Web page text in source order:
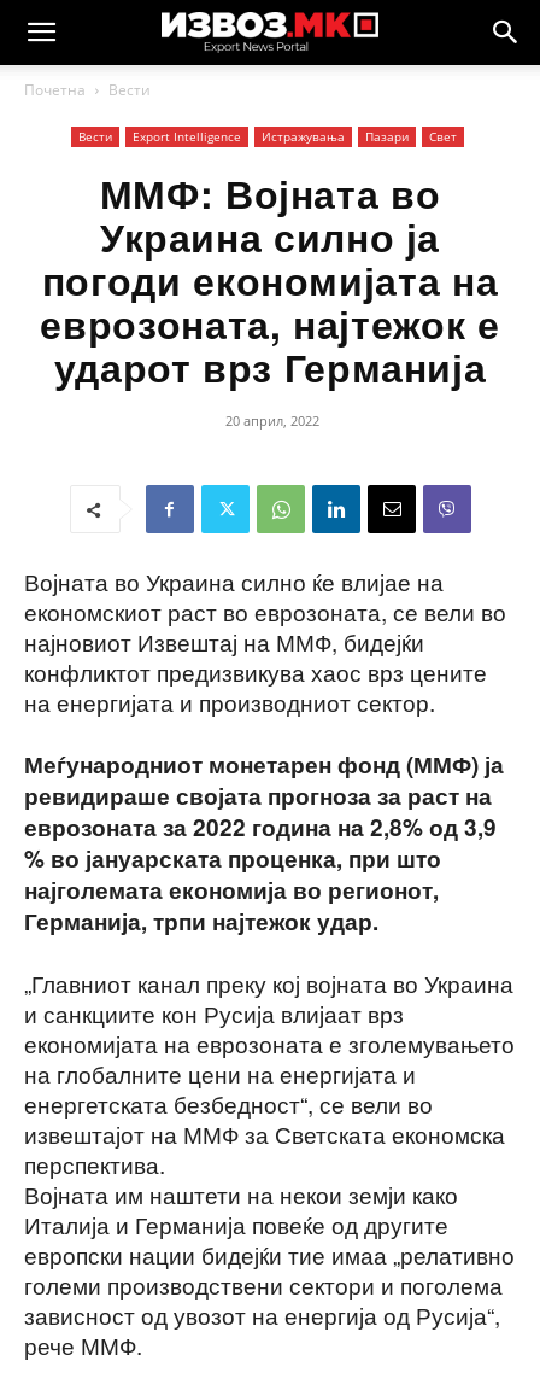
Почетна Вести
Вести Еxport Intelligence Истражувања Пазари Свет
ММФ: Војната во
Украина силно ја
погоди економијата на
еврозоната, најтежок е
ударот врз Германија
20 април, 2022
Војната во Украина силно ќе влијае на
економскиот раст во еврозоната, се вели во
најновиот Извештај на ММФ, бидејќи
конфликтот предизвикува хаос врз цените
на енергијата и производниот сектор.
Меѓународниот монетарен фонд (ММФ) ја
ревидираше својата прогноза за раст на
еврозоната за 2022 година на 2,8% од 3,9
% во јануарската проценка, при што
најголемата економија во регионот,
Германија, трпи најтежок удар.
„Главниот канал преку кој војната во Украина
и санкциите кон Русија влијаат врз
економијата на еврозоната е зголемувањето
на глобалните цени на енергијата и
енергетската безбедност“, се вели во
извештајот на ММФ за Светската економска
перспектива.
Војната им наштети на некои земји како
Италија и Германија повеќе од другите
европски нации бидејќи тие имаа „релативно
големи производствени сектори и поголема
зависност од увозот на енергија од Русија“,
рече ММФ.